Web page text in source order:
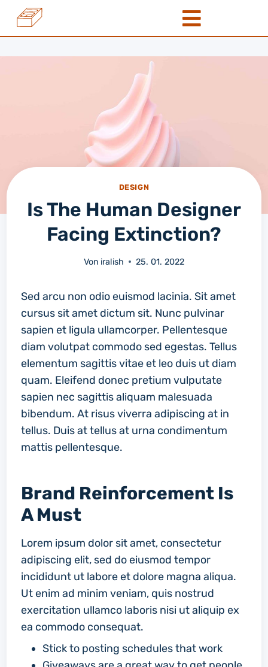
DESIGN
Is The Human Designer
Facing Extinction?
Von iralish 25. 01. 2022
Sed arcu non odio euismod lacinia. Sit amet
cursus sit amet dictum sit. Nunc pulvinar
sapien et ligula ullamcorper. Pellentesque
diam volutpat commodo sed egestas. Tellus
elementum sagittis vitae et leo duis ut diam
quam. Eleifend donec pretium vulputate
sapien nec sagittis aliquam malesuada
bibendum. At risus viverra adipiscing at in
tellus. Duis at tellus at urna condimentum
mattis pellentesque.
Brand Reinforcement Is
A Must
Lorem ipsum dolor sit amet, consectetur
adipiscing elit, sed do eiusmod tempor
incididunt ut labore et dolore magna aliqua.
Ut enim ad minim veniam, quis nostrud
exercitation ullamco laboris nisi ut aliquip ex
ea commodo consequat.
Stick to posting schedules that work